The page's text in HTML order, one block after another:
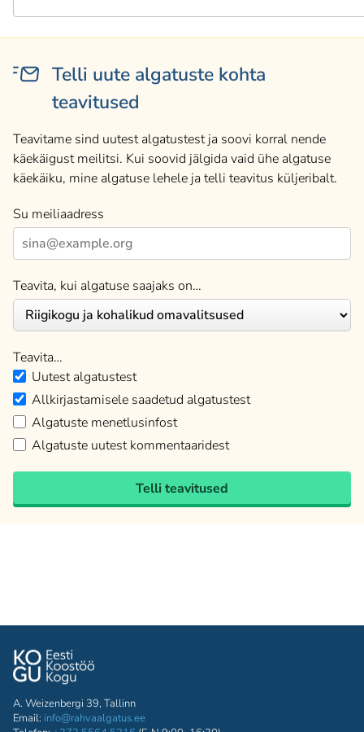
Telli uute algatuste kohta
teavitused
Teavitame sind uutest algatustest ja soovi korral nende
käekäigust meilitsi. Kui soovid jälgida vaid ühe algatuse
käekäiku, mine algatuse lehele ja telli teavitus küljeribalt.
Su meiliaadress
Teavita, kui algatuse saajaks on…
Teavita…
Uutest algatustest
Allkirjastamisele saadetud algatustest
Algatuste menetlusinfost
Algatuste uutest kommentaaridest
Telli teavitused
A. Weizenbergi 39, Tallinn
Email: info@rahvaalgatus.ee